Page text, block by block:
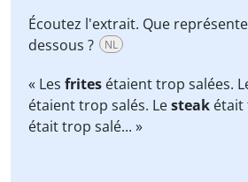
Écoutez l'extrait. Que
dessous ?
NL
« Les frites étaient trop salées.
étaient trop salés. Lesteak était
était trop salé... »